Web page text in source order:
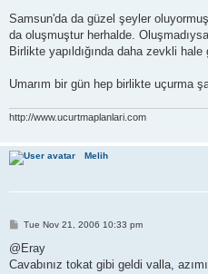
Samsun'da da güzel şeyler
da oluşmuştur herhalde.
Birlikte yapıldığında daha zevkli hale
Umarım bir gün hep birlikte uçurma
http://www.ucurtmaplanlari.com
Melih
P
s
Tue Nov 21, 2006 10:33 pm
@Eray
Cavabınız tokat gibi geldi valla,